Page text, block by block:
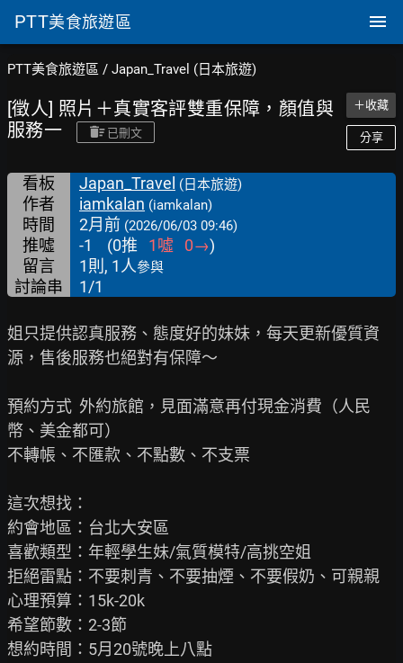
PTT美食旅遊區
PTT美食旅遊區 / Japan_Travel (日本旅遊)
[徵人] 照片＋真實客評雙重保障，顏值與
服務一
已刪文
＋收藏
分享
看板 Japan_Travel (日本旅遊)
作者 iamkalan (iamkalan)
時間 2月前 (2026/06/03 09:46)
推噓 -1 (0推 1噓 0→)
留言
1則, 1人參與
討論串 1/1
姐只提供認真服務、態度好的妹妹，每天更新優質資
源，售後服務也絕對有保障～
預約方式  外約旅館，見面滿意再付現金消費（人民
幣、美金都可）
不轉帳、不匯款、不點數、不支票
這次想找：
約會地區：台北大安區
喜歡類型：年輕學生妹/氣質模特/高挑空姐
拒絕雷點：不要刺青、不要抽煙、不要假奶、可親親
心理預算：15k-20k
希望節數：2-3節
想約時間：5月20號晚上八點